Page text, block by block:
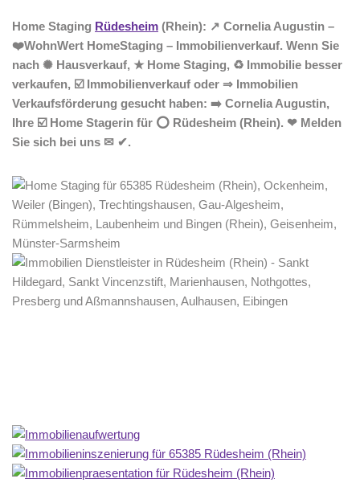
Home Staging Rüdesheim (Rhein): ↗️ Cornelia Augustin –
❤️WohnWert HomeStaging – Immobilienverkauf. Wenn Sie
nach ✺ Hausverkauf, ★ Home Staging, ♻ Immobilie besser
verkaufen, ☑️ Immobilienverkauf oder ⇒ Immobilien
Verkaufsförderung gesucht haben: ➡️ Cornelia Augustin,
Ihre ☑️ Home Stagerin für ⭕ Rüdesheim (Rhein). ❤ Melden
Sie sich bei uns ✉ ✔.